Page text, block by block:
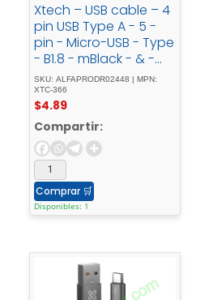
Xtech – USB cable – 4
pin USB Type A - 5 -
pin - Micro-USB - Type
- B1.8 - mBlack - & -
whiteBraided - XTC-
366
SKU: ALFAPRODR02448 | MPN:
XTC-366
$4.89
Compartir:
Comprar 🛒
Disponibles: 1